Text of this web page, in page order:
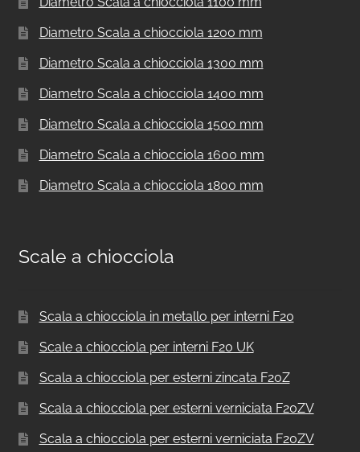
Diametro Scala a chiocciola 1200 mm
Diametro Scala a chiocciola 1300 mm
Diametro Scala a chiocciola 1400 mm
Diametro Scala a chiocciola 1500 mm
Diametro Scala a chiocciola 1600 mm
Diametro Scala a chiocciola 1800 mm
Scale a chiocciola
Scala a chiocciola in metallo per interni F20
Scale a chiocciola per interni F20 UK
Scala a chiocciola per esterni zincata F20Z
Scala a chiocciola per esterni verniciata F20ZV
Scala a chiocciola per esterni verniciata F20ZV